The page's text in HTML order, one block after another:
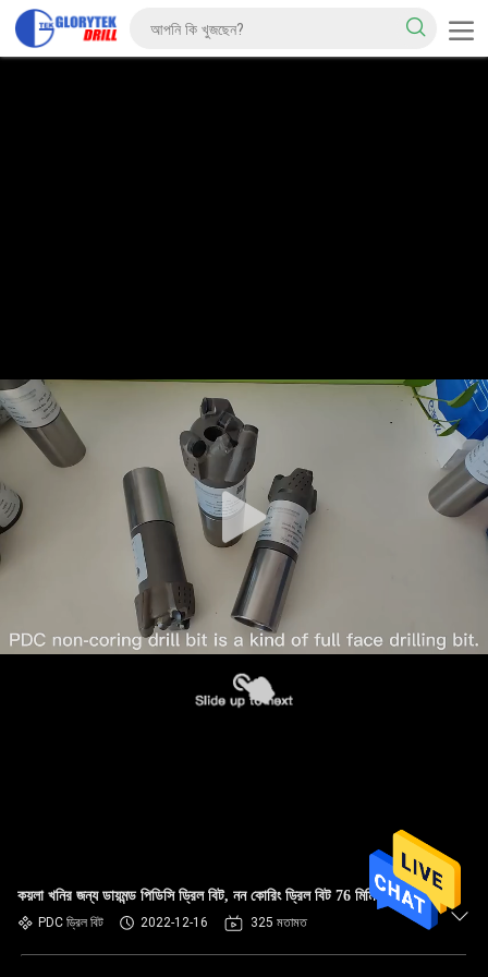
কয়লা খনির জন্য ডায়মন্ড পিডিসি ড্রিল বিট, নন কোরিং ড্রিল বিট 76 মিমি ব্যাস
PDC ড্রিল বিট 2022-12-16 325 মতামত